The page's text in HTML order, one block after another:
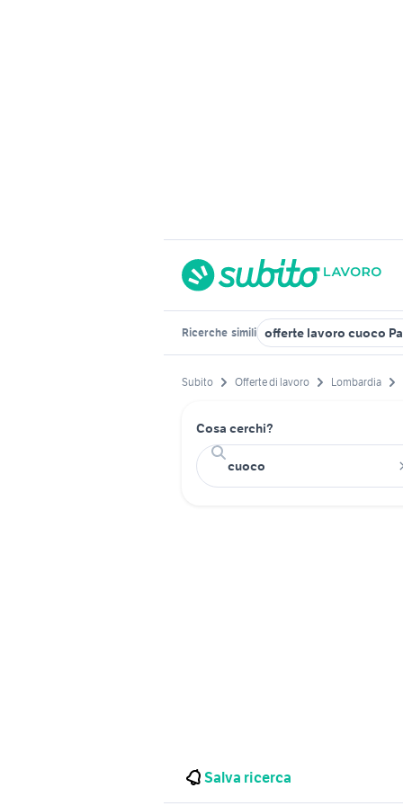
Ricerche simili offerte lavoro cuoco
Subito Offerte di lavoro Lombardia
Cosa cerchi?
Salva ricerca